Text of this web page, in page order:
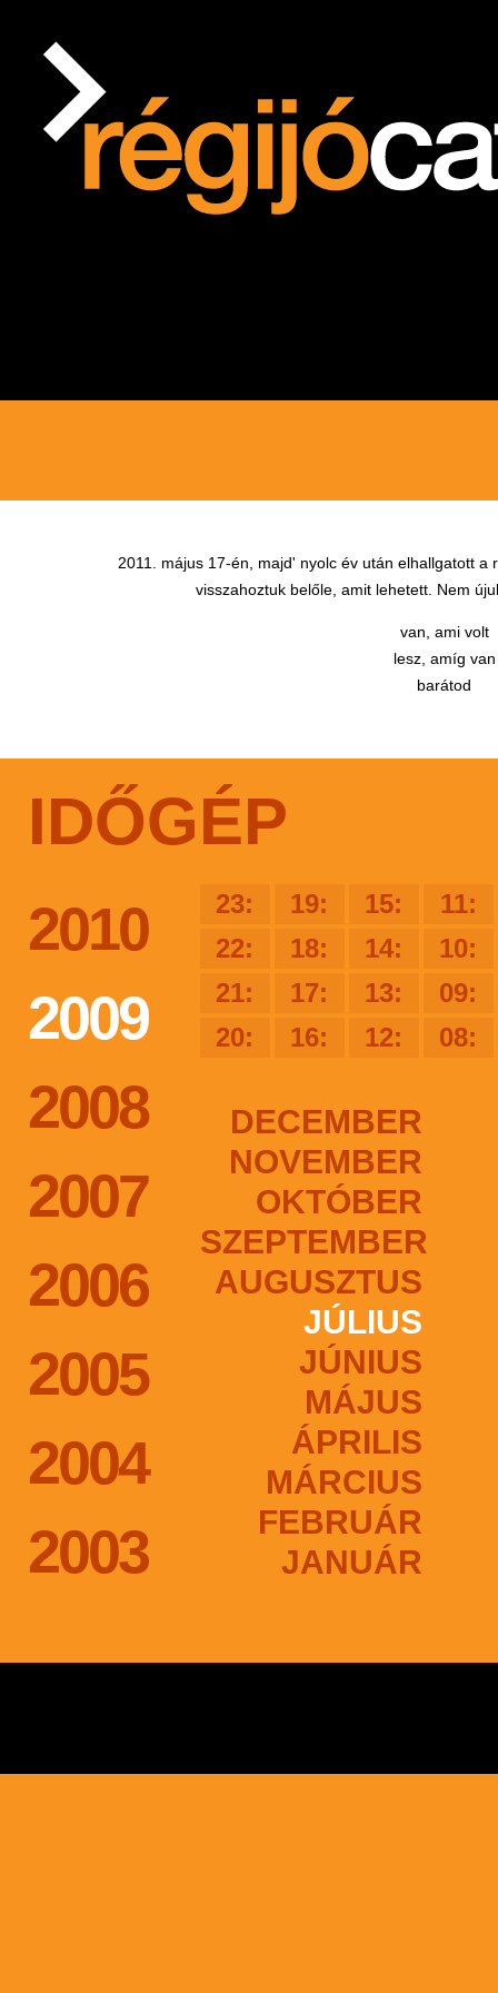
2011. május 17-én, majd' nyolc év után elhallgatott
visszahoztuk belőle, amit lehetett. Nem
van, ami volt
lesz, amíg van
barátod
IDŐGÉP
2010
2009
2008
2007
2006
2005
2004
2003
23: 19: 15:
11:
22:
18: 14:
10:
21:
17: 13:
09:
20:
16: 12: 08:
DECEMBER
NOVEMBER
OKTÓBER
SZEPTEMBER
AUGUSZTUS
JÚLIUS
JÚNIUS
MÁJUS
ÁPRILIS
MÁRCIUS
FEBRUÁR
JANUÁR